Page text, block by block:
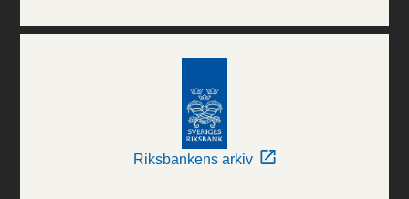
Riksbankens arkiv